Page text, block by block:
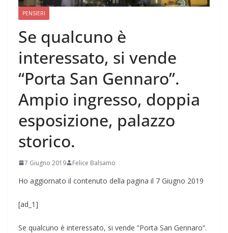
PENSIERI
Se qualcuno è
interessato, si vende
“Porta San Gennaro”.
Ampio ingresso, doppia
esposizione, palazzo
storico.
7 Giugno 2019 Felice Balsamo
Ho aggiornato il contenuto della pagina il 7 Giugno 2019
[ad_1]
Se qualcuno è interessato, si vende “Porta San Gennaro”.